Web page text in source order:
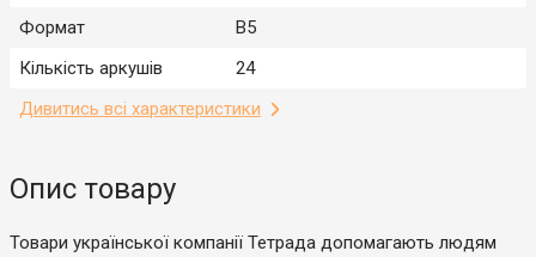
Формат
B5
Кількість аркушів
24
Дивитись всі характеристики
Опис товару
Товари української компанії Тетрада допомагають людям